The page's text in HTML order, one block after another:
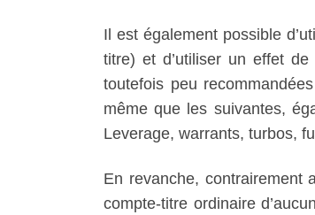
Il est également possible
titre) et d’utiliser un effet
toutefois peu
même que les suivantes,
Leverage, warrants, turbos,
En revanche, contrairement
compte-titre ordinaire